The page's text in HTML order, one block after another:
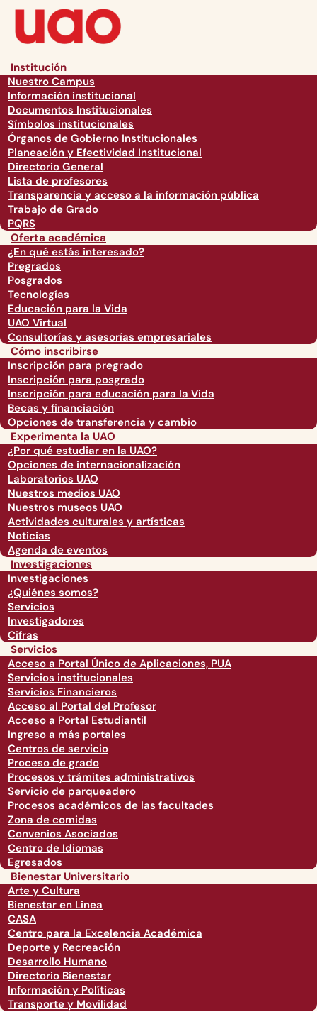
Institución
Nuestro Campus
Información institucional
Documentos Institucionales
Símbolos institucionales
Órganos de Gobierno Institucionales
Planeación y Efectividad Institucional
Directorio General
Lista de profesores
Transparencia y acceso a la información pública
Trabajo de Grado
PQRS
Oferta académica
¿En qué estás interesado?
Pregrados
Posgrados
Tecnologías
Educación para la Vida
UAO Virtual
Consultorías y asesorías empresariales
Cómo inscribirse
Inscripción para pregrado
Inscripción para posgrado
Inscripción para educación para la Vida
Becas y financiación
Opciones de transferencia y cambio
Experimenta la UAO
¿Por qué estudiar en la UAO?
Opciones de internacionalización
Laboratorios UAO
Nuestros medios UAO
Nuestros museos UAO
Actividades culturales y artísticas
Noticias
Agenda de eventos
Investigaciones
Investigaciones
¿Quiénes somos?
Servicios
Investigadores
Cifras
Servicios
Acceso a Portal Único de Aplicaciones, PUA
Servicios institucionales
Servicios Financieros
Acceso al Portal del Profesor
Acceso a Portal Estudiantil
Ingreso a más portales
Centros de servicio
Proceso de grado
Procesos y trámites administrativos
Servicio de parqueadero
Procesos académicos de las facultades
Zona de comidas
Convenios Asociados
Centro de Idiomas
Egresados
Bienestar Universitario
Arte y Cultura
Bienestar en Linea
CASA
Centro para la Excelencia Académica
Deporte y Recreación
Desarrollo Humano
Directorio Bienestar
Información y Políticas
Transporte y Movilidad